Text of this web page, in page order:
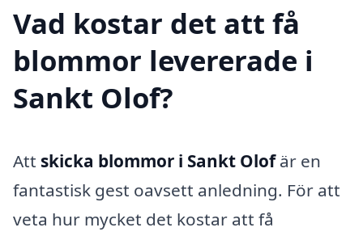
Vad kostar det att få
blommor levererade i
Sankt Olof?
Att skicka blommor i Sankt Olofär en
fantastisk gest oavsett anledning. För att
veta hur mycket det kostar att få